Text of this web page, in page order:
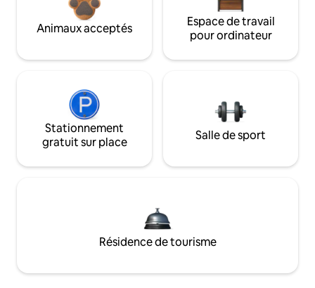
Animaux acceptés
Espace de travail
pour ordinateur
Stationnement
gratuit sur place
Salle de sport
Résidence de tourisme